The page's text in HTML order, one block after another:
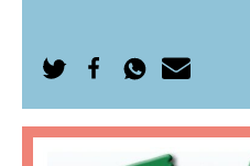
TwitterFacebookWhatsApp
senden
E-
Mail